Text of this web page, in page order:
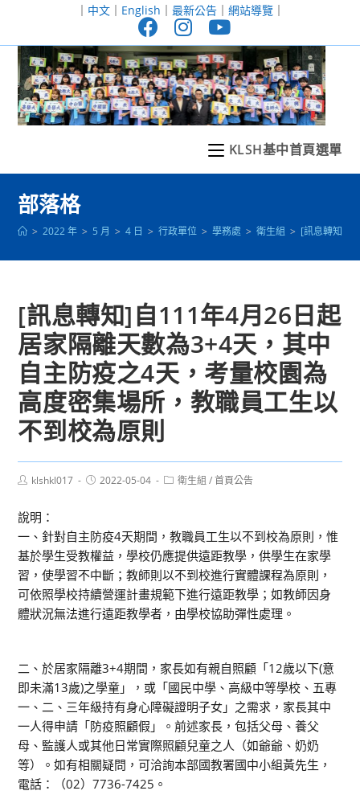
至
｜ 中文｜ English ｜ 最新公告｜ 網站導覽｜
KLSH基中首頁選單
部落格
> 2022 年 > 5 月 > 4 日 > 行政單位 > 學務處 > 衛生組 > [訊息轉知]自
[訊息轉知]自111年4月26日起
居家隔離天數為3+4天，其中
自主防疫之4天，考量校園為
高度密集場所，教職員工生以
不到校為原則
Postklshkl017
Post2022-05-04
Post衛生組 / 首頁公告
說明：
一、針對自主防疫4天期間，教職員工生以不到校為原則，惟
基於學生受教權益，學校仍應提供遠距教學，供學生在家學
習，使學習不中斷；教師則以不到校進行實體課程為原則，
可依照學校持續營運計畫規範下進行遠距教學；如教師因身
體狀況無法進行遠距教學者，由學校協助彈性處理。
二、於居家隔離3+4期間，家長如有親自照顧「12歲以下(意
即未滿13歲)之學童」，或「國民中學、高級中等學校、五專
一、二、三年級持有身心障礙證明子女」之需求，家長其中
一人得申請「防疫照顧假」。前述家長，包括父母、養父
母、監護人或其他日常實際照顧兒童之人（如爺爺、奶奶
等）。如有相關疑問，可洽詢本部國教署國中小組黃先生，
電話：（02）7736-7425。